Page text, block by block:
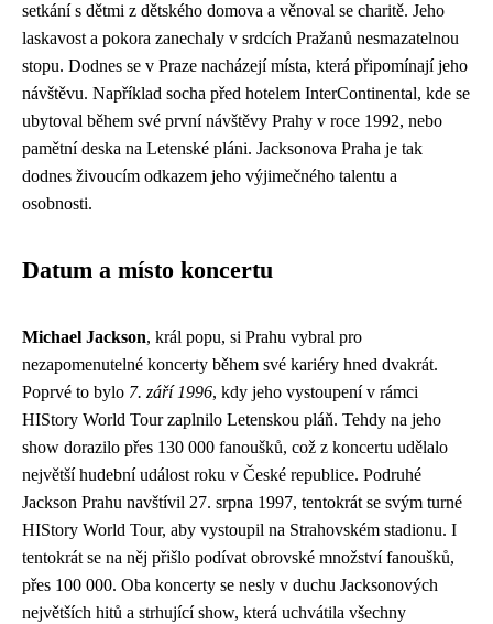
setkání s dětmi z dětského domova a věnoval se charitě. Jeho
laskavost a pokora zanechaly v srdcích Pražanů nesmazatelnou
stopu. Dodnes se v Praze nacházejí místa, která připomínají jeho
návštěvu. Například socha před hotelem InterContinental, kde se
ubytoval během své první návštěvy Prahy v roce 1992, nebo
pamětní deska na Letenské pláni. Jacksonova Praha je tak
dodnes živoucím odkazem jeho výjimečného talentu a
osobnosti.
Datum a místo koncertu
Michael Jackson, král popu, si Prahu vybral pro
nezapomenutelné koncerty během své kariéry hned dvakrát.
Poprvé to bylo 7. září 1996, kdy jeho vystoupení v rámci
HIStory World Tour zaplnilo Letenskou pláň. Tehdy na jeho
show dorazilo přes 130 000 fanoušků, což z koncertu udělalo
největší hudební událost roku v České republice. Podruhé
Jackson Prahu navštívil 27. srpna 1997, tentokrát se svým turné
HIStory World Tour, aby vystoupil na Strahovském stadionu. I
tentokrát se na něj přišlo podívat obrovské množství fanoušků,
přes 100 000. Oba koncerty se nesly v duchu Jacksonových
největších hitů a strhující show, která uchvátila všechny